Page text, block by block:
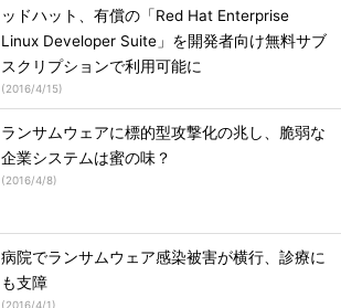
ッドハット、有償の「Red Hat Enterprise
Linux Developer Suite」を開発者向け無料サブ
スクリプションで利用可能に
(2016/4/15)
ランサムウェアに標的型攻撃化の兆し、脆弱な
企業システムは蜜の味？
(2016/4/8)
病院でランサムウェア感染被害が横行、診療に
も支障
(2016/4/1)